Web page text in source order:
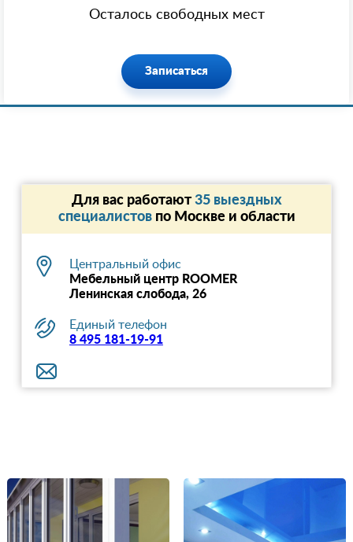
Осталось свободных мест
Записаться
Для вас работают35 выездных
специалистовпо Москве и области
Центральный офис
Мебельный центр ROOMER
Ленинская слобода, 26
Единый телефон
8 495 181-19-91